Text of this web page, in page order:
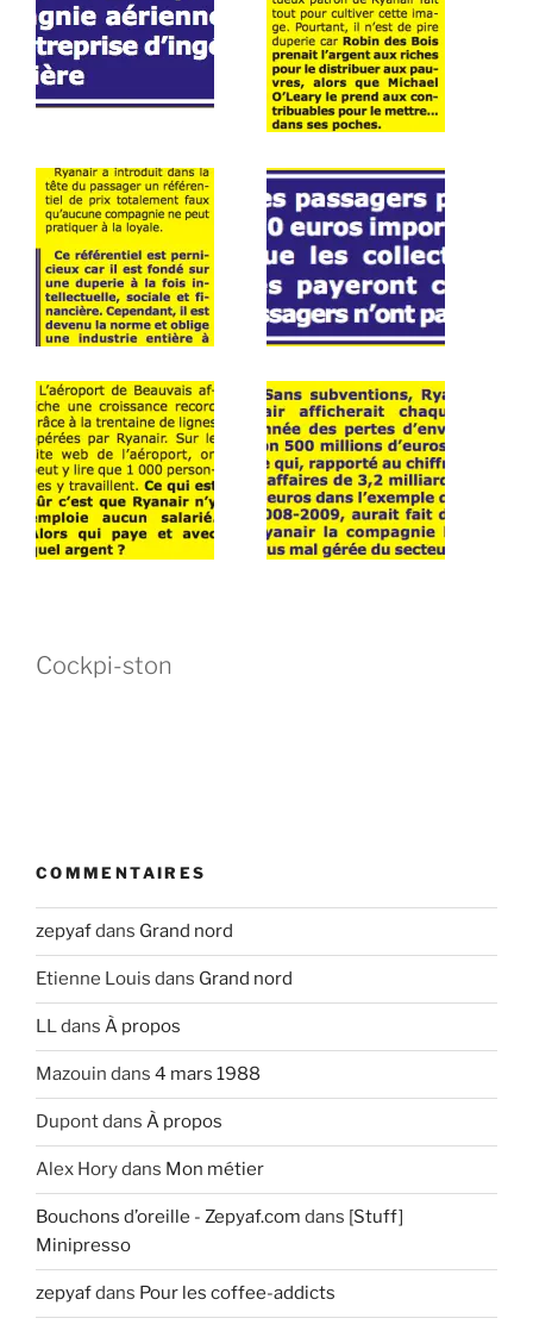
Cockpi-ston
COMMENTAIRES
zepyafdans Grand nord
Etienne Louis dans Grand nord
LLdans À propos
Mazouin dans 4 mars 1988
Dupontdans À propos
Alex Horydans Mon métier
Bouchons d’oreille - Zepyaf.com dans [Stuff]
Minipresso
zepyafdans Pour les coffee-addicts